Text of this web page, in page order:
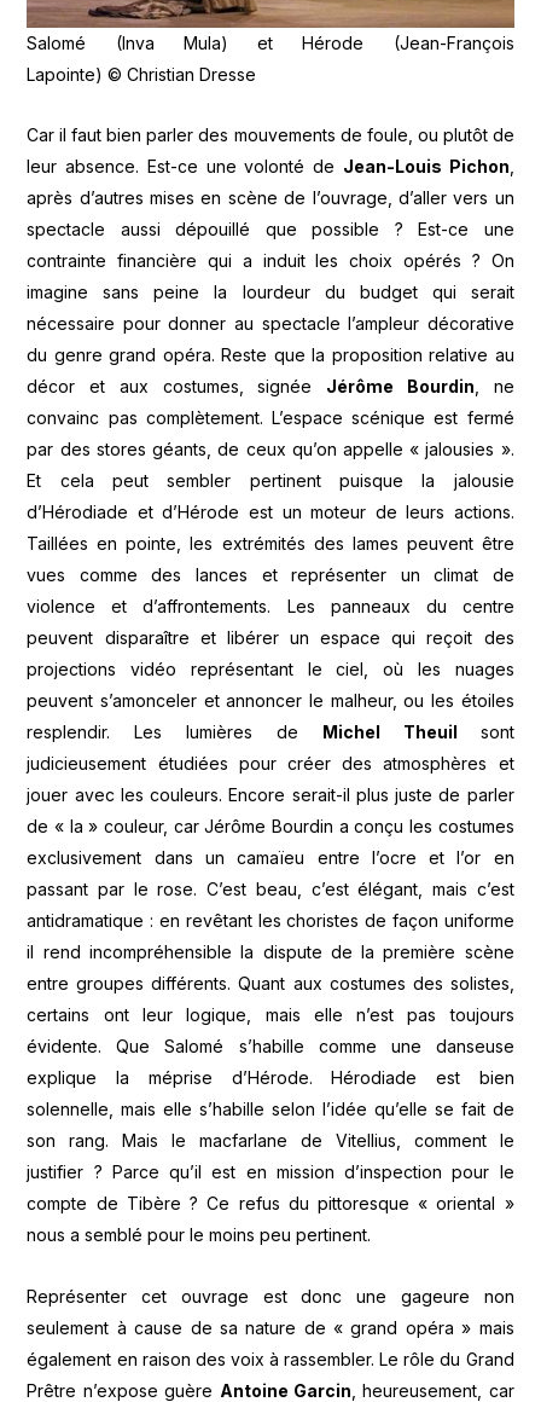
Salomé (Inva Mula) et Hérode (Jean-François
Lapointe) © Christian Dresse
Car il faut bien parler des mouvements de foule, ou plutôt de
leur absence. Est-ce une volonté de Jean-Louis Pichon
après d’autres mises en scène de l’ouvrage, d’aller vers un
spectacle aussi dépouillé que possible ? Est-ce une
contrainte financière qui a induit les choix opérés ? On
imagine sans peine la lourdeur du budget qui serait
nécessaire pour donner au spectacle l’ampleur décorative
du genre grand opéra. Reste que la proposition relative au
décor et aux costumes, signée Jérôme Bourdin , ne
convainc pas complètement. L’espace scénique est fermé
par des stores géants, de ceux qu’on appelle « jalousies ».
Et cela peut sembler pertinent puisque la jalousie
d’Hérodiade et d’Hérode est un moteur de leurs actions.
Taillées en pointe, les extrémités des lames peuvent être
vues comme des lances et représenter un climat de
violence et d’affrontements. Les panneaux du centre
peuvent disparaître et libérer un espace qui reçoit des
projections vidéo représentant le ciel, où les nuages
peuvent s’amonceler et annoncer le malheur, ou les étoiles
resplendir. Les lumières de Michel Theuil sont
judicieusement étudiées pour créer des atmosphères et
jouer avec les couleurs. Encore serait-il plus juste de parler
de « la » couleur, car Jérôme Bourdin a conçu les costumes
exclusivement dans un camaïeu entre l’ocre et l’or en
passant par le rose. C’est beau, c’est élégant, mais c’est
antidramatique : en revêtant les choristes de façon uniforme
il rend incompréhensible la dispute de la première scène
entre groupes différents. Quant aux costumes des solistes,
certains ont leur logique, mais elle n’est pas toujours
évidente. Que Salomé s’habille comme une danseuse
explique la méprise d’Hérode. Hérodiade est bien
solennelle, mais elle s’habille selon l’idée qu’elle se fait de
son rang. Mais le macfarlane de Vitellius, comment le
justifier ? Parce qu’il est en mission d’inspection pour le
compte de Tibère ? Ce refus du pittoresque « oriental »
nous a semblé pour le moins peu pertinent.
Représenter cet ouvrage est donc une gageure non
seulement à cause de sa nature de « grand opéra » mais
également en raison des voix à rassembler. Le rôle du Grand
Prêtre n’expose guère Antoine Garcin , heureusement, car